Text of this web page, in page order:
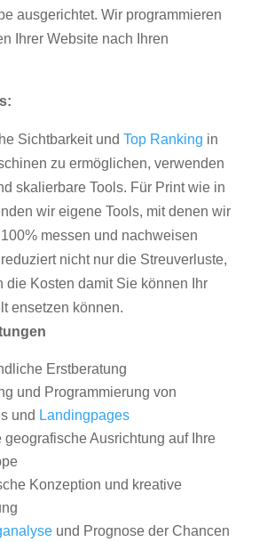
ausgerichtet. Wir programmieren
Ihrer Website nach Ihren
Sichtbarkeit und Top Ranking in
zu ermöglichen, verwenden
skalierbare Tools. Für Print wie in
wir eigene Tools, mit denen wir
messen und nachweisen
nicht nur die Streuverluste,
die Kosten damit Sie können Ihr
ensetzen können.
Erstberatung
und Programmierung von
und Landingpages
geografische Ausrichtung auf Ihre
Konzeption und kreative
und Prognose der Chancen